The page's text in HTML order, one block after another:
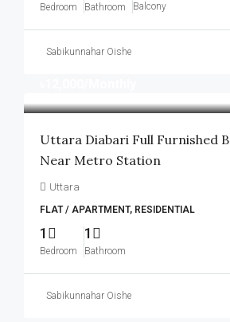
Bedroom Bathroom Balcony
Sabikunnahar Oishe
Uttara Diabari Full Furnished
Near Metro Station
Uttara
FLAT / APARTMENT, RESIDENTIAL
1
Bedroom
1
Bathroom
Sabikunnahar Oishe